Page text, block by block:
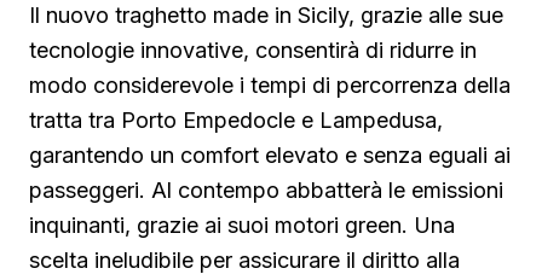
Il nuovo traghetto made in Sicily, grazie alle sue
tecnologie innovative, consentirà di ridurre in
modo considerevole i tempi di percorrenza della
tratta tra Porto Empedocle e Lampedusa,
garantendo un comfort elevato e senza eguali ai
passeggeri. Al contempo abbatterà le emissioni
inquinanti, grazie ai suoi motori green. Una
scelta ineludibile per assicurare il diritto alla